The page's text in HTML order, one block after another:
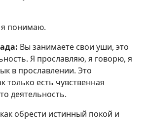
понимаю.
Вы занимаете свои уши, это
Я прославляю, я говорю, я
в прославлении. Это
только есть чувственная
деятельность.
обрести истинный покой и